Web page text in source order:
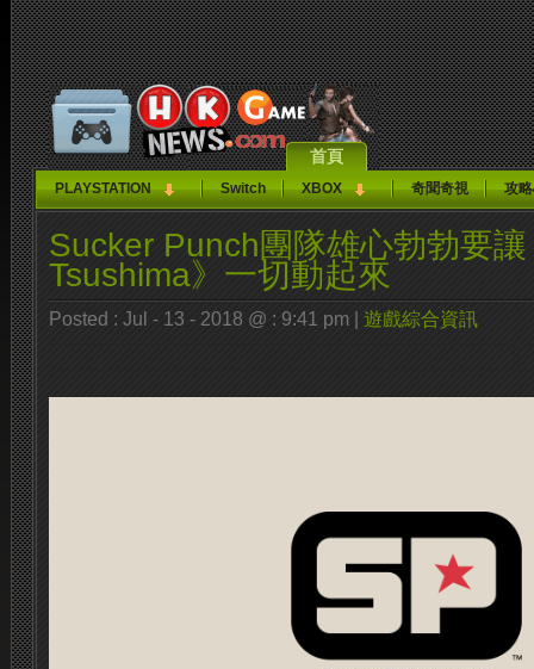
首頁
PLAYSTATION Switch XBOX 奇聞奇視 攻
Sucker Punch團隊雄心勃勃要
Tsushima》一切動起來
Posted : Jul - 13 - 2018 @ : 9:41 pm | 遊戲綜合資訊